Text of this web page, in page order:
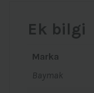
Ek bilgi
Marka
Baymak